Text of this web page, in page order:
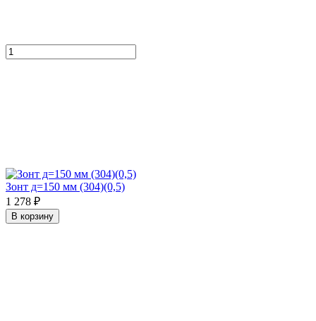
Зонт д=150 мм (304)(0,5)
1 278 ₽
В корзину